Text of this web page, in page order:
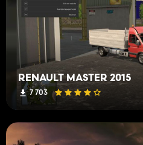
RENAULT MASTER 2015
7 703